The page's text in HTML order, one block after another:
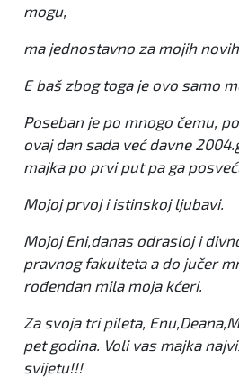
mogu,
ma jednostavno za mojih
E baš zbog toga je ovo samo
Poseban je po mnogo čemu,
ovaj dan sada već davne
majka po prvi put pa ga
Mojoj prvoj i istinskoj ljubavi.
Mojoj Eni,danas odrasloj i
pravnog fakulteta a do jučer
rođendan mila moja kćeri.
Za svoja tri pileta,
pet godina. Voli vas majka
svijetu!!!